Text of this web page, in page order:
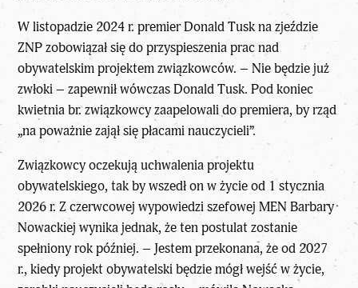
W listopadzie 2024 r. premier Donald Tusk na zjeździe
ZNP zobowiązał się do przyspieszenia prac nad
obywatelskim projektem związkowców. – Nie będzie już
zwłoki – zapewnił wówczas Donald Tusk. Pod koniec
kwietnia br. związkowcy zaapelowali do premiera, by rząd
„na poważnie zajął się płacami nauczycieli”.
Związkowcy oczekują uchwalenia projektu
obywatelskiego, tak by wszedł on w życie od 1 stycznia
2026 r. Z czerwcowej wypowiedzi szefowej MEN Barbary
Nowackiej wynika jednak, że ten postulat zostanie
spełniony rok później. – Jestem przekonana, że od 2027
r., kiedy projekt obywatelski będzie mógł wejść w życie,